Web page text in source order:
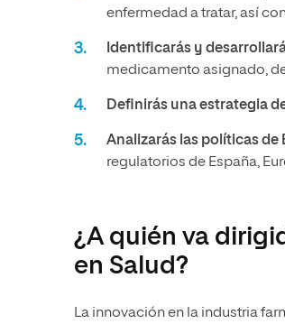
enfermedad a tratar, así
Identificarás y
medicamento asignado,
Definirás una estrategia
Analizarás las políticas de
regulatorios de España,
¿A quién va
en Salud?
La innovación en la industria